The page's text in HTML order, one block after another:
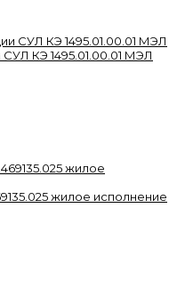
КЭ 1495.01.00.01 МЭЛ
жилое исполнение